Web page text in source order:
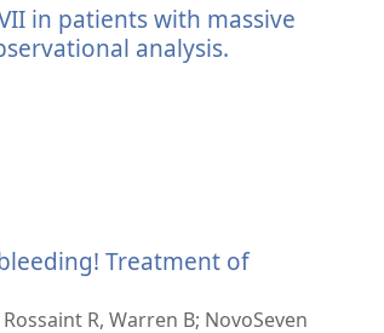
in patients with massive
analysis.
Treatment of
R, Warren B; NovoSeven